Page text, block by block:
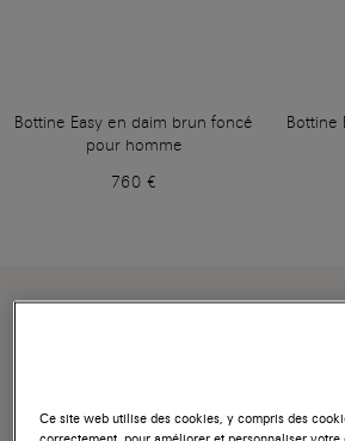
Bottine Easy en daim brun foncé
pour homme
760 €
Bottine
Ce site web utilise des cookies, y compris des